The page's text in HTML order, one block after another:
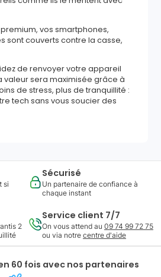
vos smartphones,
sont couverts contre la casse,
de renvoyer votre appareil
valeur sera maximisée grâce à
de stress, plus de tranquillité :
tech sans vous soucier des
si
Sécurisé
Un partenaire de confiance à
chaque instant
2
Service client 7/7
On vous attend au 09 74 99 72 75
ou via notre centre d'aide
60 fois avec nos partenaires